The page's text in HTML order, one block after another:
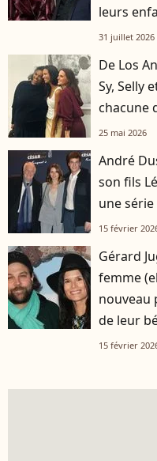
leurs
31 juillet 2026
De Los
Sy, Selly
chacune
25 mai 2026
André
son fils
une
15 février
Gérard
femme
nouveau
de leur
15 février